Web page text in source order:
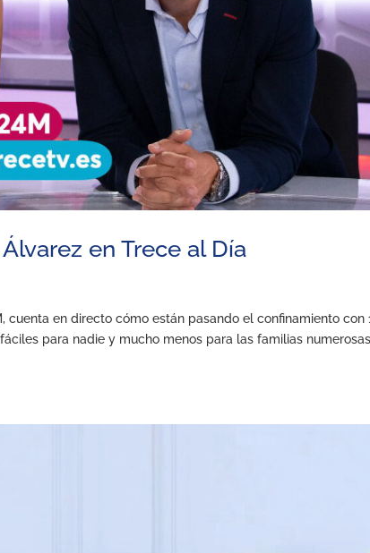
en Trece al Día
cuenta en directo cómo están pasando el confinamiento con
para nadie y mucho menos para las familias